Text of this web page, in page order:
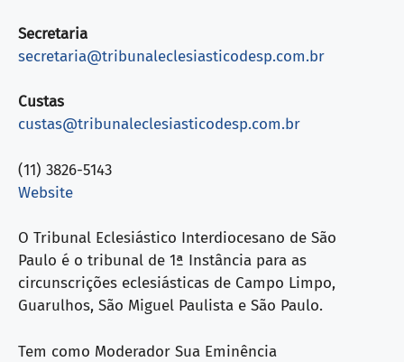
Secretaria
secretaria@tribunaleclesiasticodesp.com.br
Custas
custas@tribunaleclesiasticodesp.com.br
(11) 3826-5143
Website
O Tribunal Eclesiástico Interdiocesano de São
Paulo é o tribunal de 1ª Instância para as
circunscrições eclesiásticas de Campo Limpo,
Guarulhos, São Miguel Paulista e São Paulo.
Tem como Moderador Sua Eminência